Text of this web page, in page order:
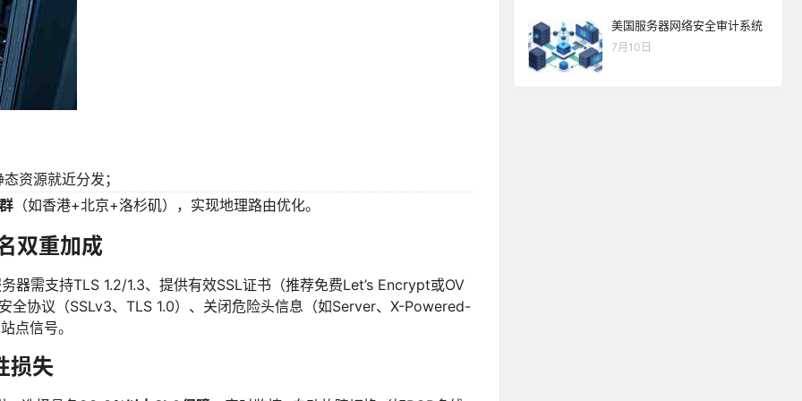
资源就近分发；
（如香港+北京+洛杉矶），实现地理路由优化。
双重加成
器需支持TLS 1.2/1.3、提供有效SSL证书（推荐免费Let’s Encrypt或OV
协议（SSLv3、TLS 1.0）、关闭危险头信息（如Server、X-Powered-
点信号。
损失
美国服务器网络安全审计系统
7月10日